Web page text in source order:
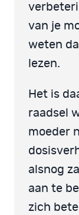
van je
weten
lezen.
Het is
raadsel
moeder
alsnog
aan te
zich